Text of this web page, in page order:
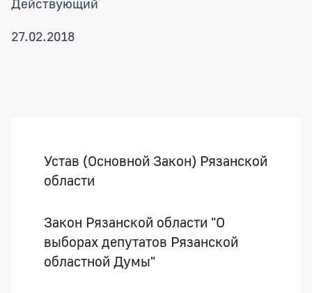
27.02.2018
Устав (Основной Закон) Рязанской
области
Закон Рязанской области "О
выборах депутатов Рязанской
областной Думы"